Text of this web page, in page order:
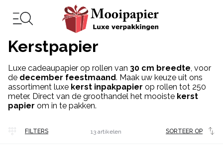
Kerstpapier
Luxe cadeaupapier op rollen van 30 cm breedte, voor
de december feestmaand. Maak uw keuze uit ons
assortiment luxe kerst inpakpapier op rollen tot 250
meter. Direct van de groothandel het mooiste kerst
papier om in te pakken.
FILTERS SORTEER OP
13 artikelen